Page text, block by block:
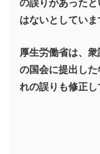
はないとしていま
厚生労働省は、
の国会に提出し
れの誤りも修正し